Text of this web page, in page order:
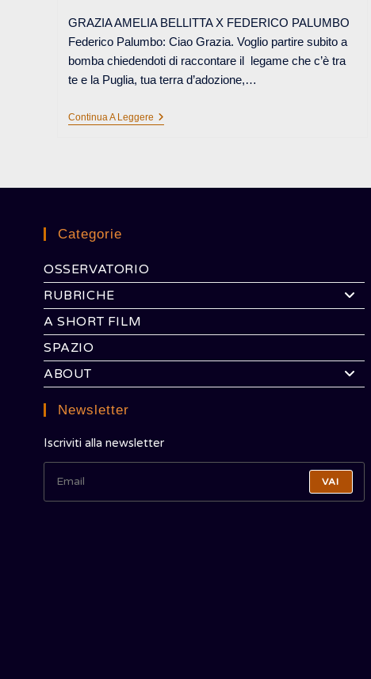
GRAZIA AMELIA BELLITTA X FEDERICO PALUMBO
Federico Palumbo: Ciao Grazia. Voglio partire subito a
bomba chiedendoti di raccontare il legame che c’è tra
te e la Puglia, tua terra d’adozione,…
Continua A LeggereOCCHIO
Categorie
OSSERVATORIO
RUBRICHE
A SHORT FILM
SPAZIO
ABOUT
Newsletter
Iscriviti alla newsletter
VAI